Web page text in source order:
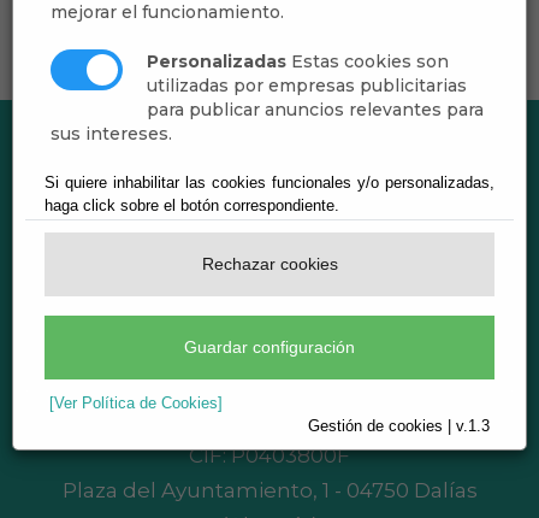
mejorar el funcionamiento.
Personalizadas Estas cookies son
utilizadas por empresas publicitarias
para publicar anuncios relevantes para
sus intereses.
Si quiere inhabilitar las cookies funcionales y/o personalizadas,
haga click sobre el botón correspondiente.
Rechazar cookies
Guardar configuración
[Ver Política de Cookies]
Gestión de cookies | v.1.3
Ayuntamiento de Dalías
CIF: P0403800F
Plaza del Ayuntamiento, 1 - 04750 Dalías